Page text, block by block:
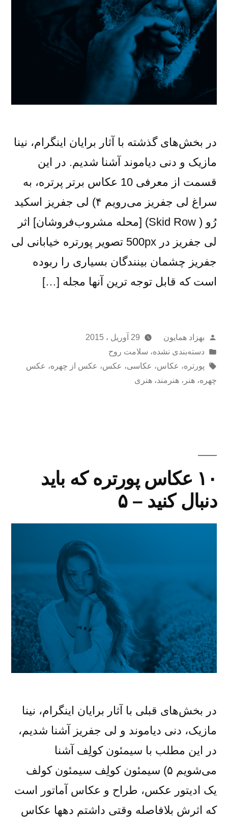
در بخش‌های گذشته با آثار برایان اینگرام، نینا
مازیک و دنی دیاموند آشنا شدیم. در این
قسمت از معرفی 10 عکاس برتر پرتره، به
سراغ لی جفریز می‌رویم ۴) لی جفریز اسکید
رُو ( Skid Row) [محله مشروب‌فروشان] اثر
لی جفریز در 500px تصویر پورتره خیابانی لی
جفریز چشمان بینندگان بسیاری را ربوده
است که قابل توجه ترین آنها مجله […]
از
بهزاد همایون
29 آوریل ، 2015
ارسال
شده
در
دسته‌بندی نشده، سلامت روح
برچسب‌ها:
پورتره، عکاس، عکاسی، عکس، عکس از چهره، عکس
چهره، هنر ، هنرمند، هنری
۱۰ عکاس پورتره که باید
دنبال کنید – ۵
در بخش‌های قبلی با آثار برایان اینگرام، نینا
مازیک، دنی دیاموند و لی جفریز آشنا شدیم،
در این مطلب با سیمئون کولِف آشنا
می‌شویم ۵) سیمئون کولِف سیمئون کولف
یک ادیتور عکس، طراح و عکاس آماتور است
که اثرش بلافاصله وقتی داشتم دهها عکاس